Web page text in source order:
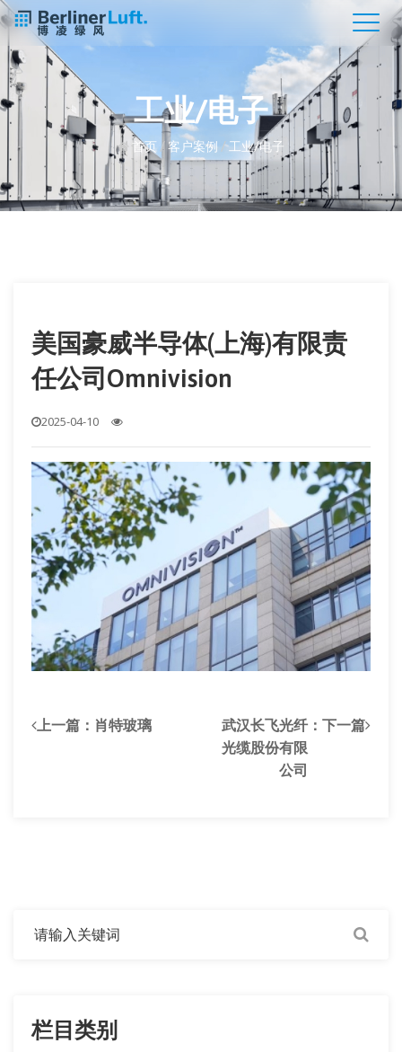
工业/电子
首页 /客户案例 /工业/电子
美国豪威半导体(上海)有限责
任公司Omnivision
2025-04-10
上一篇： 肖特玻璃
武汉长飞光纤
光缆股份有限
公司
：下一篇
栏目类别